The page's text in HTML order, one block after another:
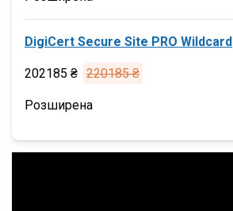
DigiCert Secure Site PRO Wildcard
202185 ₴ 220185 ₴
Розширена